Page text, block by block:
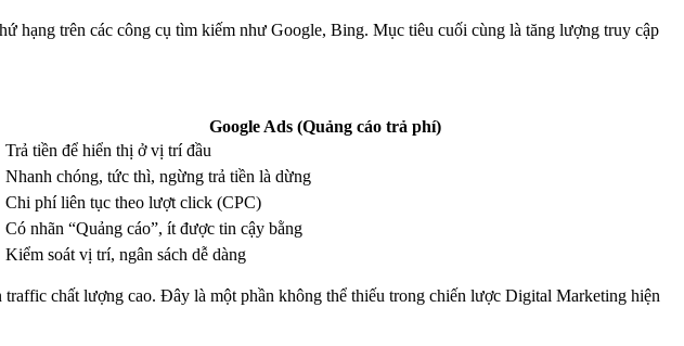
hạng trên các công cụ tìm kiếm như Google, Bing. Mục tiêu cuối cùng là tăng lượng truy cập
Google Ads (Quảng cáo trả phí)
Trả tiền để hiển thị ở vị trí đầu
Nhanh chóng, tức thì, ngừng trả tiền là dừng
Chi phí liên tục theo lượt click (CPC)
Có nhãn “Quảng cáo”, ít được tin cậy bằng
Kiểm soát vị trí, ngân sách dễ dàng
chất lượng cao. Đây là một phần không thể thiếu trong chiến lược Digital Marketing hiện